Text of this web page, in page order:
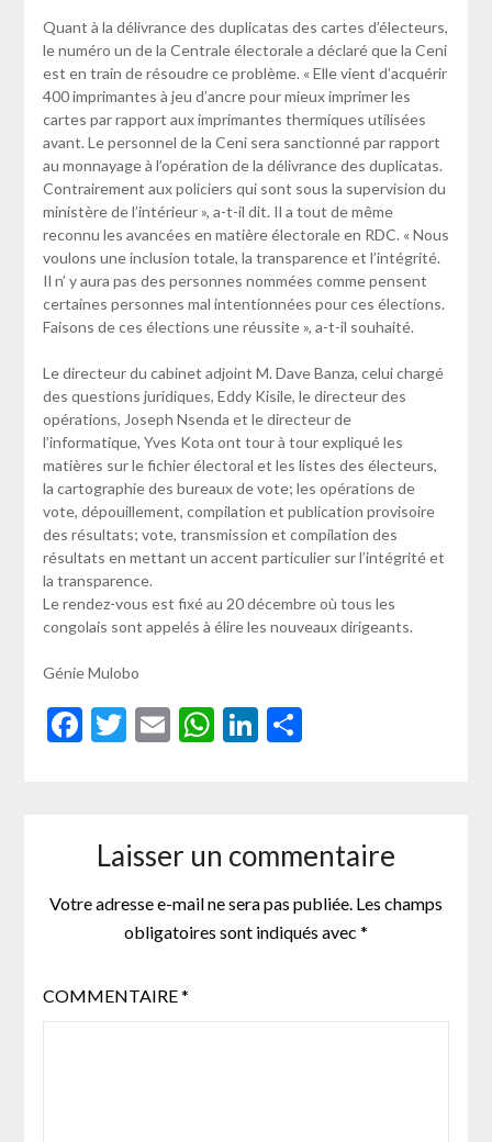
Quant à la délivrance des duplicatas des cartes d’électeurs,
le numéro un de la Centrale électorale a déclaré que la Ceni
est en train de résoudre ce problème. « Elle vient d’acquérir
400 imprimantes à jeu d’ancre pour mieux imprimer les
cartes par rapport aux imprimantes thermiques utilisées
avant. Le personnel de la Ceni sera sanctionné par rapport
au monnayage à l’opération de la délivrance des duplicatas.
Contrairement aux policiers qui sont sous la supervision du
ministère de l’intérieur », a-t-il dit. Il a tout de même
reconnu les avancées en matière électorale en RDC. « Nous
voulons une inclusion totale, la transparence et l’intégrité.
Il n’ y aura pas des personnes nommées comme pensent
certaines personnes mal intentionnées pour ces élections.
Faisons de ces élections une réussite », a-t-il souhaité.
Le directeur du cabinet adjoint M. Dave Banza, celui chargé
des questions juridiques, Eddy Kisile, le directeur des
opérations, Joseph Nsenda et le directeur de
l’informatique, Yves Kota ont tour à tour expliqué les
matières sur le fichier électoral et les listes des électeurs,
la cartographie des bureaux de vote; les opérations de
vote, dépouillement, compilation et publication provisoire
des résultats; vote, transmission et compilation des
résultats en mettant un accent particulier sur l’intégrité et
la transparence.
Le rendez-vous est fixé au 20 décembre où tous les
congolais sont appelés à élire les nouveaux dirigeants.
Génie Mulobo
Facebook
Twitter
EmailWhatsApp
LinkedIn
Partager
Laisser un commentaire
Votre adresse e-mail ne sera pas publiée. Les champs
obligatoires sont indiqués avec *
COMMENTAIRE*